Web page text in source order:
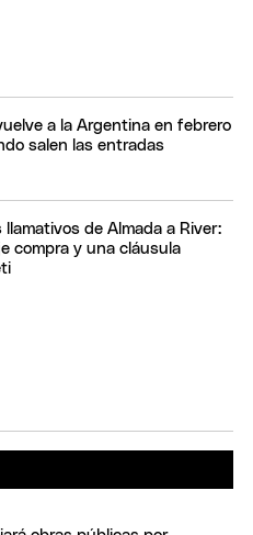
a la Argentina en febrero
salen las entradas
llamativos de Almada a River:
compra y una cláusula